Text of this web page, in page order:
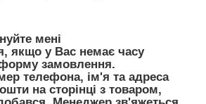
мені
якщо у Вас немає часу
замовлення.
телефона, ім'я та адреса
на сторінці з товаром,